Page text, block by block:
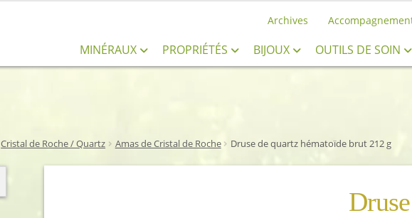
Archives
MINÉRAUX PROPRIÉTÉS BIJOUX OUTILS DE SOIN
Cristal de Roche / Quartz Amas de Cristal de Roche Druse de quartz hématoïde brut 212 g